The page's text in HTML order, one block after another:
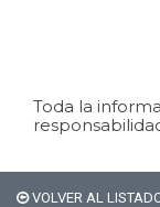
Toda la
VOLVER AL